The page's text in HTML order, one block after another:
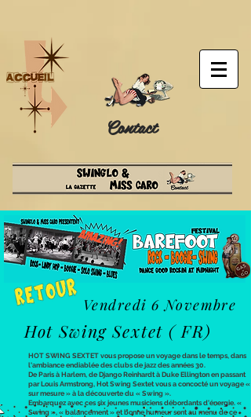
Contact
Vendredi 6 Novembre
Hot Swing Sextet ( FR)
HOT SWING SEXTET vous propose un voyage dans le temps, dans
l'ambiance endiablée des clubs de jazz des années 30.
De Paris à Harlem, de Django Reinhardt à Duke Ellington en passant
par Louis Armstrong, Hot Swing Sextet vous a concocté un voyage «
sur mesure » à la découverte du « Swing ».
Embarquez avec ces six jeunes musiciens débordants d'énergie. «
Swing », « balancement » et bonne humeur sont au menu de ce